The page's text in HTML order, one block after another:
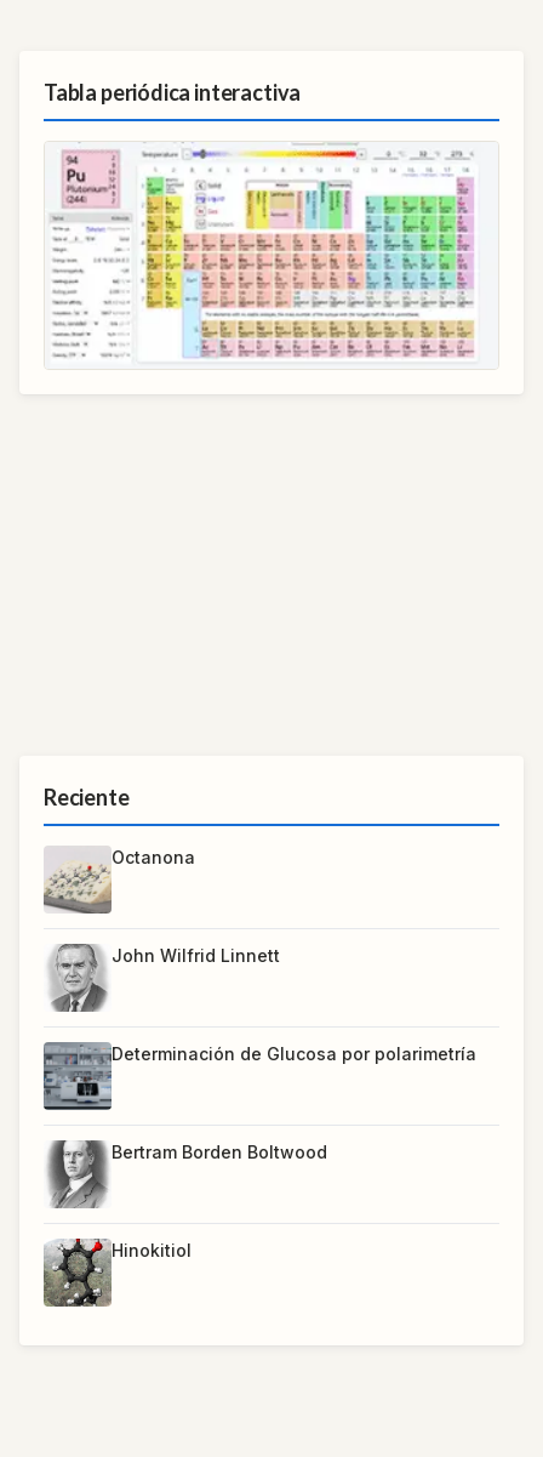
Tabla periódica interactiva
Reciente
Octanona
John Wilfrid Linnett
Determinación de Glucosa por polarimetría
Bertram Borden Boltwood
Hinokitiol